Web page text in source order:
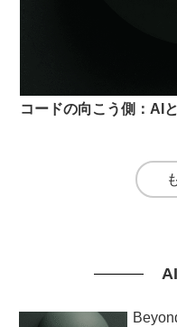
コードの向こう側：AI